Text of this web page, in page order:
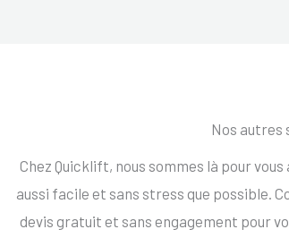
Nos autres
Chez Quicklift, nous sommes là pour
aussi facile et sans stress que possible.
devis gratuit et sans engagement pour